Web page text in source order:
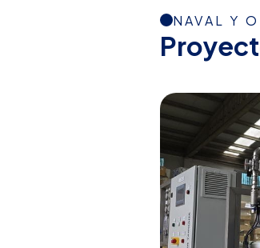
NAVAL Y